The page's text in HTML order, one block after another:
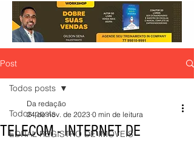
Post
Todos posts
EDITAL REGISTRO DE IMÓVEIS
Todos posts
TELECOM - INTERNET DE
Da redação
24 de nov. de 2023 0 min de leitura